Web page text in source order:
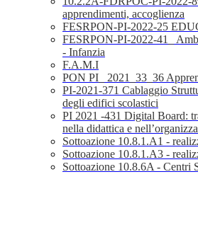
apprendimenti, accoglienza
FESRPON-PI-2022-25
FESRPON-PI-2022-41_
- Infanzia
F.A.M.I
PON PI_ 2021_33_36
PI-2021-371 Cablaggio
degli edifici scolastici
PI 2021 -431 Digital Board:
nella didattica e
Sottoazione 10.8.1.A1 -
Sottoazione 10.8.1.A3 -
Sottoazione 10.8.6A - Centri